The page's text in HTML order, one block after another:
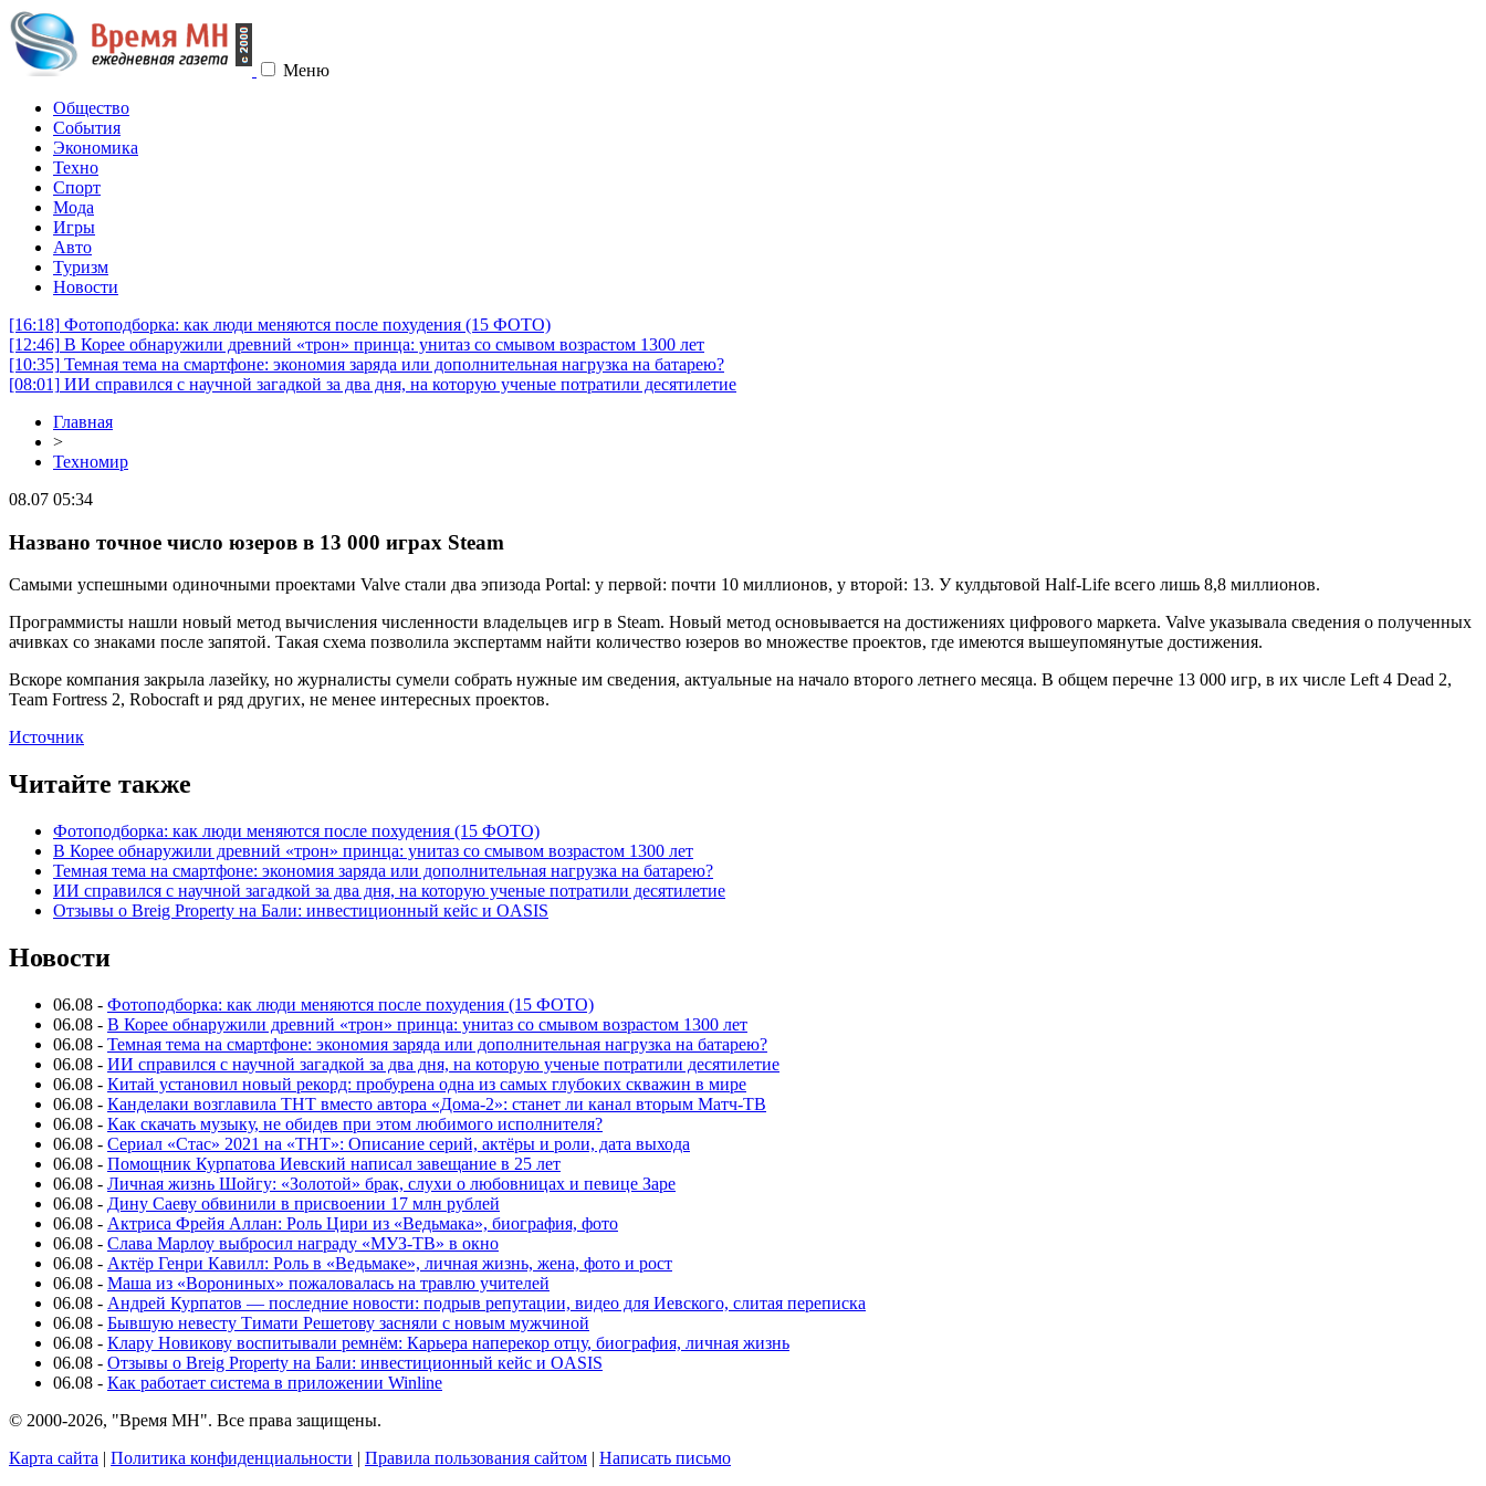
Меню
Общество
События
Экономика
Техно
Спорт
Мода
Игры
Авто
Туризм
Новости
[16:18] Фотоподборка: как люди меняются после похудения (15 ФОТО)
[12:46] В Корее обнаружили древний «трон» принца: унитаз со смывом возрастом 1300 лет
[10:35] Темная тема на смартфоне: экономия заряда или дополнительная нагрузка на батарею?
[08:01] ИИ справился с научной загадкой за два дня, на которую ученые потратили десятилетие
Главная
>
Техномир
08.07 05:34
Названо точное число юзеров в 13 000 играх Steam
Самыми успешными одиночными проектами Valve стали два эпизода Portal: у первой: почти 10 миллионов, у второй: 13. У кулдьтовой Half-Life всего лишь 8,8 миллионов.
Программисты нашли новый метод вычисления численности владельцев игр в Steam. Новый метод основывается на достижениях цифрового маркета. Valve указывала сведения о полученных
ачивках со знаками после запятой. Такая схема позволила экспертамм найти количество юзеров во множестве проектов, где имеются вышеупомянутые достижения.
Вскоре компания закрыла лазейку, но журналисты сумели собрать нужные им сведения, актуальные на начало второго летнего месяца. В общем перечне 13 000 игр, в их числе Left 4 Dead 2,
Team Fortress 2, Robocraft и ряд других, не менее интересных проектов.
Источник
Читайте также
Фотоподборка: как люди меняются после похудения (15 ФОТО)
В Корее обнаружили древний «трон» принца: унитаз со смывом возрастом 1300 лет
Темная тема на смартфоне: экономия заряда или дополнительная нагрузка на батарею?
ИИ справился с научной загадкой за два дня, на которую ученые потратили десятилетие
Отзывы о Breig Property на Бали: инвестиционный кейс и OASIS
Новости
06.08 - Фотоподборка: как люди меняются после похудения (15 ФОТО)
06.08 - В Корее обнаружили древний «трон» принца: унитаз со смывом возрастом 1300 лет
06.08 - Темная тема на смартфоне: экономия заряда или дополнительная нагрузка на батарею?
06.08 - ИИ справился с научной загадкой за два дня, на которую ученые потратили десятилетие
06.08 - Китай установил новый рекорд: пробурена одна из самых глубоких скважин в мире
06.08 - Канделаки возглавила ТНТ вместо автора «Дома-2»: станет ли канал вторым Матч-ТВ
06.08 - Как скачать музыку, не обидев при этом любимого исполнителя?
06.08 - Сериал «Стас» 2021 на «ТНТ»: Описание серий, актёры и роли, дата выхода
06.08 - Помощник Курпатова Иевский написал завещание в 25 лет
06.08 - Личная жизнь Шойгу: «Золотой» брак, слухи о любовницах и певице Заре
06.08 - Дину Саеву обвинили в присвоении 17 млн рублей
06.08 - Актриса Фрейя Аллан: Роль Цири из «Ведьмака», биография, фото
06.08 - Слава Марлоу выбросил награду «МУЗ-ТВ» в окно
06.08 - Актёр Генри Кавилл: Роль в «Ведьмаке», личная жизнь, жена, фото и рост
06.08 - Маша из «Ворониных» пожаловалась на травлю учителей
06.08 - Андрей Курпатов — последние новости: подрыв репутации, видео для Иевского, слитая переписка
06.08 - Бывшую невесту Тимати Решетову засняли с новым мужчиной
06.08 - Клару Новикову воспитывали ремнём: Карьера наперекор отцу, биография, личная жизнь
06.08 - Отзывы о Breig Property на Бали: инвестиционный кейс и OASIS
06.08 - Как работает система в приложении Winline
© 2000-2026, "Время МН". Все права защищены.
Карта сайта | Политика конфиденциальности | Правила пользования сайтом | Написать письмо